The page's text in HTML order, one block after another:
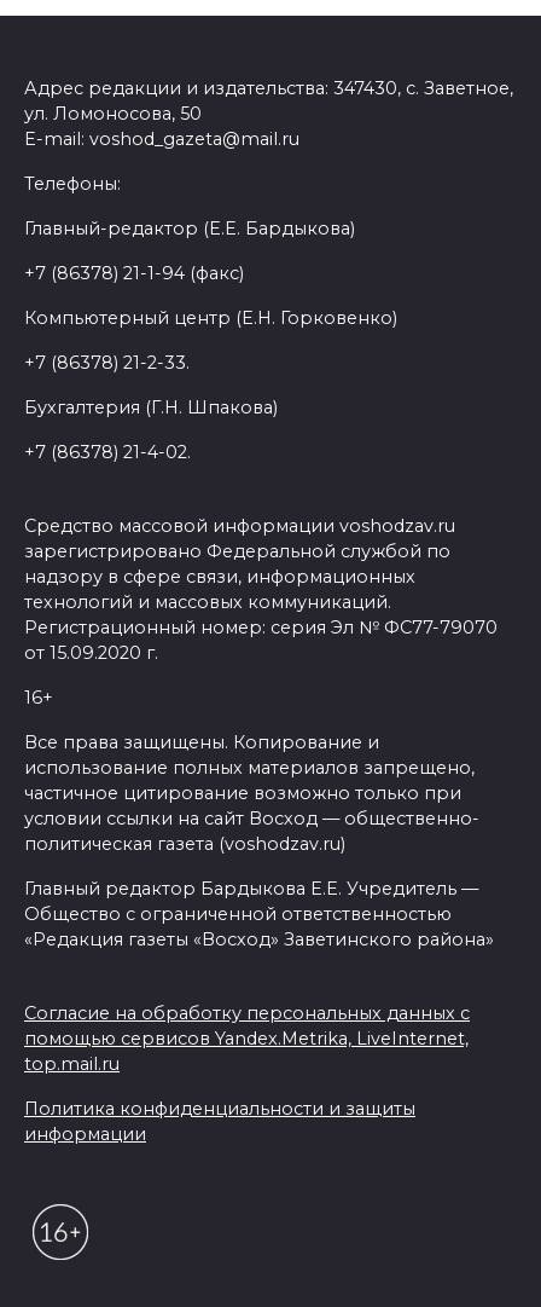
Адрес редакции и издательства: 347430, с. Заветное,
ул. Ломоносова, 50
E-mail: voshod_gazeta@mail.ru
Телефоны:
Главный-редактор (Е.Е. Бардыкова)
+7 (86378) 21-1-94 (факс)
Компьютерный центр (Е.Н. Горковенко)
+7 (86378) 21-2-33.
Бухгалтерия (Г.Н. Шпакова)
+7 (86378) 21-4-02.
Средство массовой информации voshodzav.ru
зарегистрировано Федеральной службой по
надзору в сфере связи, информационных
технологий и массовых коммуникаций.
Регистрационный номер: серия Эл № ФС77-79070
от 15.09.2020 г.
16+
Все права защищены. Копирование и
использование полных материалов запрещено,
частичное цитирование возможно только при
условии ссылки на сайт Восход — общественно-
политическая газета (voshodzav.ru)
Главный редактор Бардыкова Е.Е. Учредитель —
Общество с ограниченной ответственностью
«Редакция газеты «Восход» Заветинского района»
Согласие на обработку персональных данных с
помощью сервисов Yandex.Metrika, LiveInternet,
top.mail.ru
Политика конфиденциальности и защиты
информации